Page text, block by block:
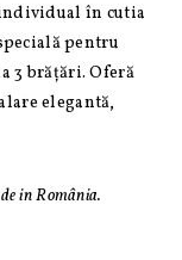
în cutia
pentru
3 brățări. Oferă
elegantă,
in România.